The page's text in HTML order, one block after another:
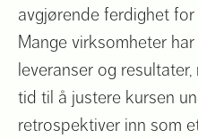
avgjørende ferdighet
Mange virksomheter
leveranser og
tid til å justere kursen
retrospektiver inn som